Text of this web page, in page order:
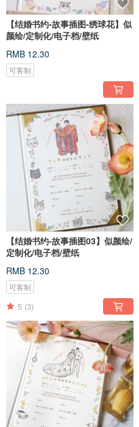
【结婚书约-故事插图-绣球花】似
颜绘/定制化/电子档/壁纸
RMB 12.30
可客制
【结婚书约-故事插图03】似颜绘/
定制化/电子档/壁纸
RMB 12.30
可客制
5 (3)